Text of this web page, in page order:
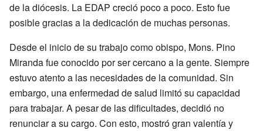
de la diócesis. La EDAP creció poco a poco. Esto fue
posible gracias a la dedicación de muchas personas.
Desde el inicio de su trabajo como obispo, Mons. Pino
Miranda fue conocido por ser cercano a la gente. Siempre
estuvo atento a las necesidades de la comunidad. Sin
embargo, una enfermedad de salud limitó su capacidad
para trabajar. A pesar de las dificultades, decidió no
renunciar a su cargo. Con esto, mostró gran valentía y